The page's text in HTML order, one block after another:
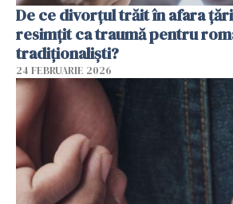
De ce divorțul trăit în afara
resimțit ca traumă pentru
tradiționaliști?
24 FEBRUARIE 2026